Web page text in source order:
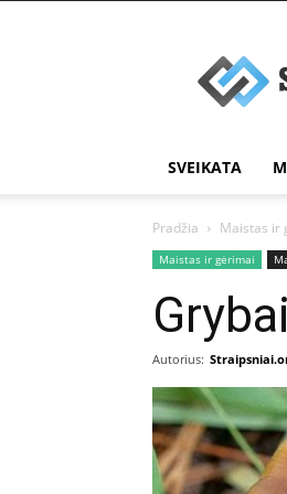
SVEIKATA
Pradžia Maistas ir
Maistas ir gėrimai
Autorius: